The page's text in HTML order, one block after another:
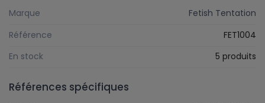
Marque
Fetish Tentation
Référence
FET1004
En stock
5 produits
Références spécifiques